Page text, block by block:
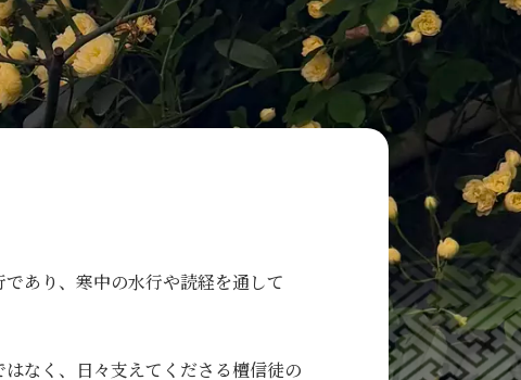
あり、 寒中の水行や読経を通して
なく、 日々支えてくださる檀信徒の